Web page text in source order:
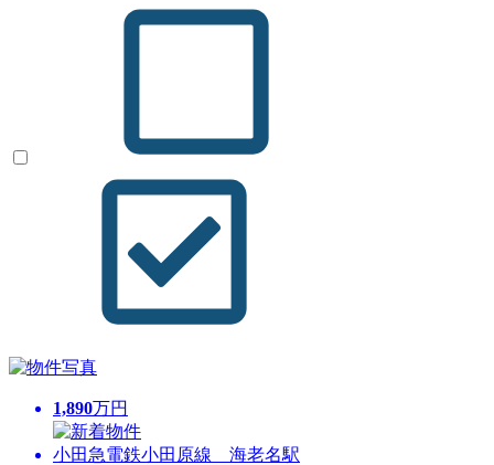
1,890万円
小田急電鉄小田原線 海老名駅